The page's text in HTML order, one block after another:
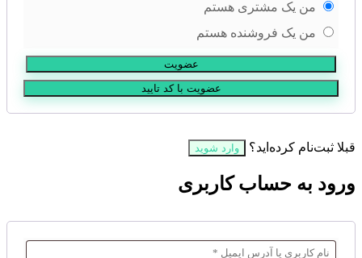
من یک مشتری هستم
من یک فروشنده هستم
عضویت
قبلا ثبت‌نام کرده‌اید؟ وارد شوید
ورود به حساب کاربری